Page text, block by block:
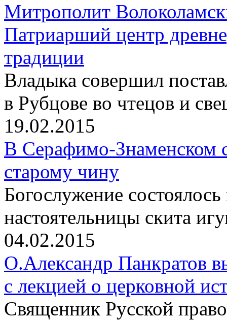
Митрополит
Патриарший центр
традиции
Владыка совершил
в Рубцове во чтецов и
19.02.2015
В Серафимо-Знаменском
старому чину
Богослужение
настоятельницы скита
04.02.2015
О.Александр Панкратов
с лекцией о церковной
Священник Русской